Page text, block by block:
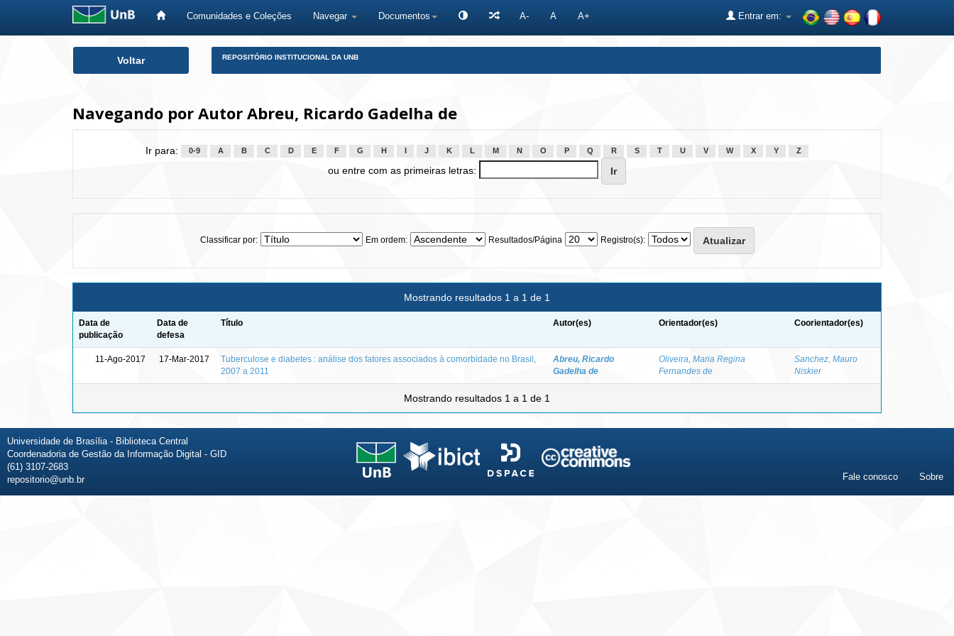
Comunidades e Coleções Navegar Documentos A- A A+ Entrar em:
Voltar REPOSITÓRIO INSTITUCIONAL DA UNB
Navegando por Autor Abreu, Ricardo Gadelha de
Ir para: 0-9 A B C D E F G H J K L M N O P Q R S T U V W X Y Z
ou entre com as primeiras letras:
Classificar por: Em ordem: Resultados/Página Registro(s):
Mostrando resultados 1 a 1 de 1
Data de
publicação
Data de
defesa
Título Autor(es) Orientador(es) Coorientador(es)
11-Ago-2017 17-Mar-2017
Tuberculose e diabetes : análise dos fatores associados à comorbidade no Brasil,
2007 a 2011
Abreu, Ricardo
Gadelha de
Oliveira, Maria Regina
Fernandes de
Sanchez, Mauro
Niskier
Mostrando resultados 1 a 1 de 1
Universidade de Brasília - Biblioteca Central
Coordenadoria de Gestão da Informação Digital - GID
(61) 3107-2683
repositorio@unb.br
Fale conosco Sobre